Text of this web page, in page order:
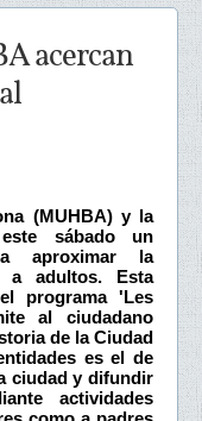
acercan
(MUHBA) y la
sábado un
aproximar la
a adultos. Esta
programa 'Les
al ciudadano
de la Ciudad
es el de
ciudad y difundir
actividades